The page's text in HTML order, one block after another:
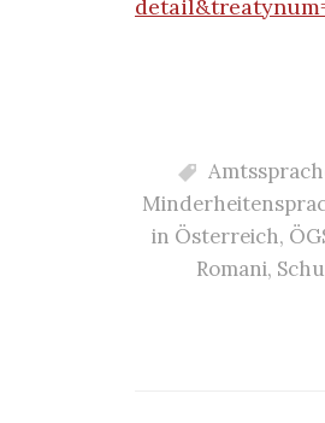
in Österreich,
Romani,